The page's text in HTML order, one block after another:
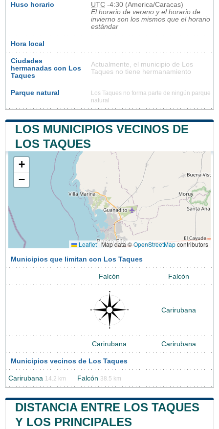
Huso horario UTC -4:30 (America/Caracas)
El horario de verano y el horario de
invierno son los mismos que el horario
estándar
Hora local
Ciudades
hermanadas con Los
Taques
Actualmente, el municipio de Los
Taques no tiene hermanamiento
Parque natural
Los Taques no forma parte de ningún parque
natural
LOS MUNICIPIOS VECINOS DE
LOS TAQUES
+
−
Leaflet|Map data ©OpenStreetMapcontributors
Municipios que limitan con Los Taques
Falcón Falcón
Carirubana
Carirubana Carirubana
Municipios vecinos de Los Taques
Carirubana 14.2 km Falcón 38.5 km
DISTANCIA ENTRE LOS TAQUES
Y LOS PRINCIPALES